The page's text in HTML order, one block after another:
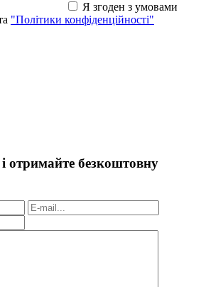
Я згоден з умовами
"Політики конфіденційності"
отримайте безкоштовну